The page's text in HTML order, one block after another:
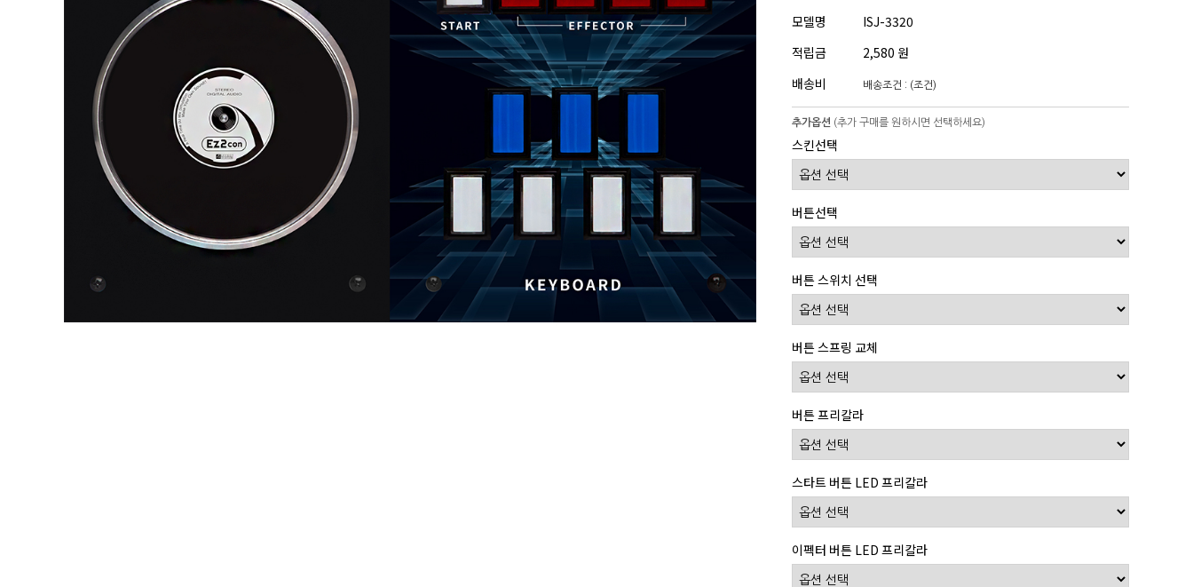
모델명
ISJ-3320
적립금
2,580 원
배송비
배송조건 : (조건)
추가옵션 (추가 구매를 원하시면 선택하세요)
스킨선택
버튼선택
버튼 스위치 선택
버튼 스프링 교체
버튼 프리칼라
스타트 버튼 LED 프리칼라
이펙터 버튼 LED 프리칼라